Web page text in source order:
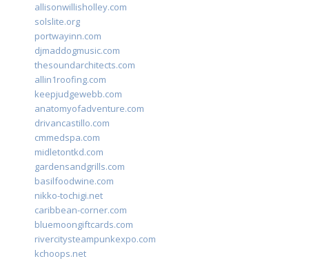
allisonwillisholley.com
solslite.org
portwayinn.com
djmaddogmusic.com
thesoundarchitects.com
allin1roofing.com
keepjudgewebb.com
anatomyofadventure.com
drivancastillo.com
cmmedspa.com
midletontkd.com
gardensandgrills.com
basilfoodwine.com
nikko-tochigi.net
caribbean-corner.com
bluemoongiftcards.com
rivercitysteampunkexpo.com
kchoops.net